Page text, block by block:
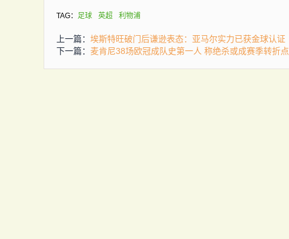
TAG： 足球 英超 利物浦
上一篇： 埃斯特旺破门后谦逊表态：亚马尔实力已获金球认证
下一篇： 麦肯尼38场欧冠成队史第一人 称绝杀或成赛季转折点